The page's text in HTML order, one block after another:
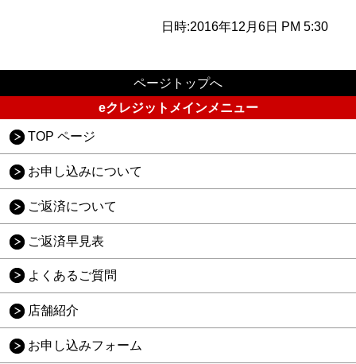
日時:2016年12月6日 PM 5:30
ページトップへ
eクレジットメインメニュー
TOP ページ
お申し込みについて
ご返済について
ご返済早見表
よくあるご質問
店舗紹介
お申し込みフォーム